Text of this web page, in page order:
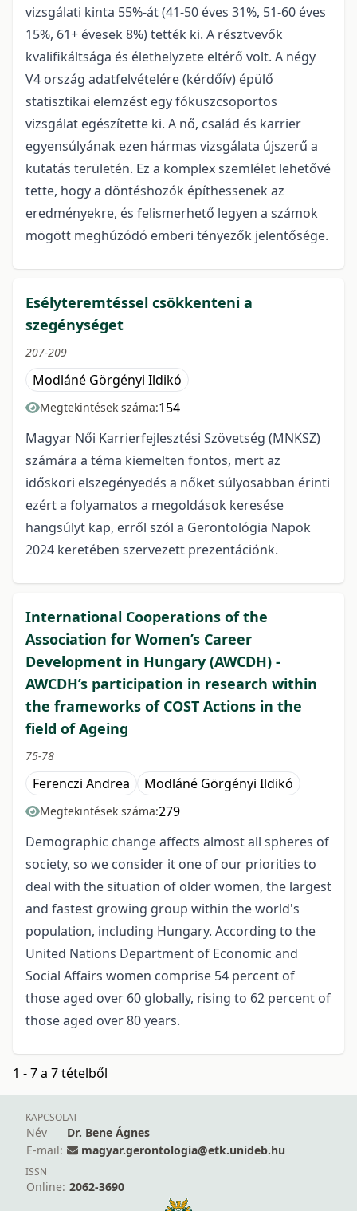
vizsgálati kinta 55%-át (41-50 éves 31%, 51-60 éves
15%, 61+ évesek 8%) tették ki. A résztvevők
kvalifikáltsága és élethelyzete eltérő volt. A négy
V4 ország adatfelvételére (kérdőív) épülő
statisztikai elemzést egy fókuszcsoportos
vizsgálat egészítette ki. A nő, család és karrier
egyensúlyának ezen hármas vizsgálata újszerű a
kutatás területén. Ez a komplex szemlélet lehetővé
tette, hogy a döntéshozók építhessenek az
eredményekre, és felismerhető legyen a számok
mögött meghúzódó emberi tényezők jelentősége.
Esélyteremtéssel csökkenteni a
szegénységet
207-209
Modláné Görgényi Ildikó
Megtekintések száma:154
Magyar Női Karrierfejlesztési Szövetség (MNKSZ)
számára a téma kiemelten fontos, mert az
időskori elszegényedés a nőket súlyosabban érinti
ezért a folyamatos a megoldások keresése
hangsúlyt kap, erről szól a Gerontológia Napok
2024 keretében szervezett prezentációnk.
International Cooperations of the
Association for Women’s Career
Development in Hungary (AWCDH) -
AWCDH’s participation in research within
the frameworks of COST Actions in the
field of Ageing
75-78
Ferenczi Andrea Modláné Görgényi Ildikó
Megtekintések száma:279
Demographic change affects almost all spheres of
society, so we consider it one of our priorities to
deal with the situation of older women, the largest
and fastest growing group within the world's
population, including Hungary. According to the
United Nations Department of Economic and
Social Affairs women comprise 54 percent of
those aged over 60 globally, rising to 62 percent of
those aged over 80 years.
1 - 7 a 7 tételből
KAPCSOLAT
Név
Dr. Bene Ágnes
E-mail:
magyar.gerontologia@etk.unideb.hu
ISSN
Online: 2062-3690